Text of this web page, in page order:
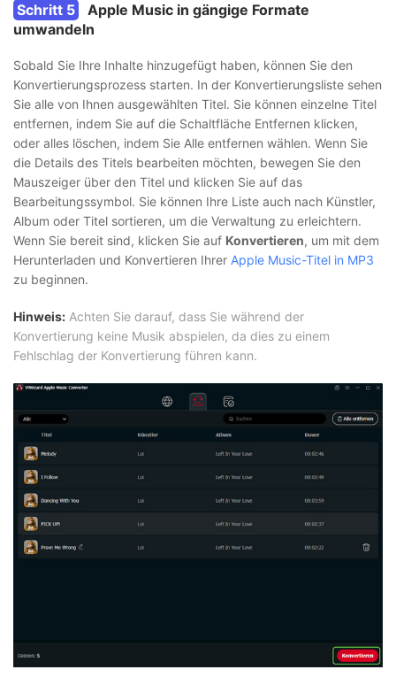
Schritt 5
Apple Music in gängige Formate
umwandeln
Sobald Sie Ihre Inhalte hinzugefügt haben, können Sie den
Konvertierungsprozess starten. In der Konvertierungsliste sehen
Sie alle von Ihnen ausgewählten Titel. Sie können einzelne Titel
entfernen, indem Sie auf die Schaltfläche Entfernen klicken,
oder alles löschen, indem Sie Alle entfernen wählen. Wenn Sie
die Details des Titels bearbeiten möchten, bewegen Sie den
Mauszeiger über den Titel und klicken Sie auf das
Bearbeitungssymbol. Sie können Ihre Liste auch nach Künstler,
Album oder Titel sortieren, um die Verwaltung zu erleichtern.
Wenn Sie bereit sind, klicken Sie auf Konvertieren, um mit dem
Herunterladen und Konvertieren Ihrer Apple Music-Titel in MP3
zu beginnen.
Hinweis: Achten Sie darauf, dass Sie während der
Konvertierung keine Musik abspielen, da dies zu einem
Fehlschlag der Konvertierung führen kann.